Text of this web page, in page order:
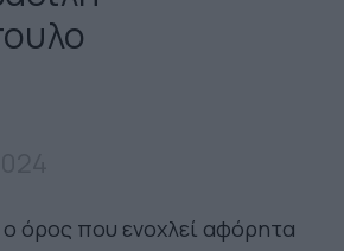
ο όρος που ενοχλεί αφόρητα